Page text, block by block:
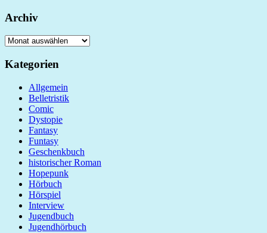
Archiv
Archiv
Kategorien
Allgemein
Belletristik
Comic
Dystopie
Fantasy
Funtasy
Geschenkbuch
historischer Roman
Hopepunk
Hörbuch
Hörspiel
Interview
Jugendbuch
Jugendhörbuch